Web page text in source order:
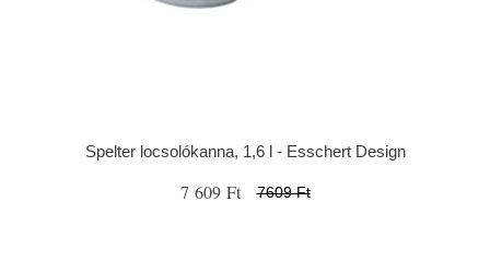
Spelter locsolókanna, 1,6 l - Esschert Design
7 609 Ft 7609 Ft